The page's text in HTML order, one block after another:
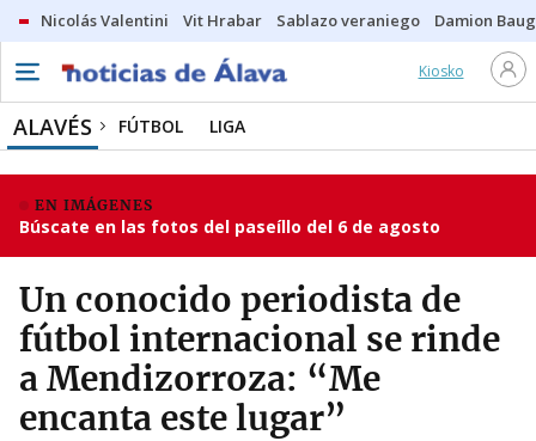
Nicolás Valentini Vit Hrabar Sablazo veraniego Damion
Kiosko
ALAVÉS FÚTBOL LIGA
EN IMÁGENES
Búscate en las fotos del paseíllo del 6 de agosto
Un conocido periodista de
fútbol internacional se rinde
a Mendizorroza: “Me
encanta este lugar”